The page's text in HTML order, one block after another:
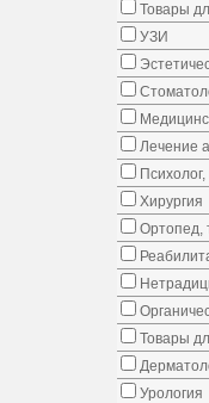
Товары
УЗИ
Лечение
Хирургия
Ортопед,
Товары
Урология